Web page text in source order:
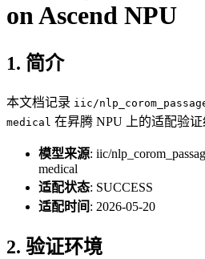
on Ascend NPU
1. 简介
本文档记录 iic/
medical 在昇腾 NPU 上的适配验证
模型来源: iic/
medical
适配状态: SUCCESS
适配时间 : 2026-05-20
2. 验证环境